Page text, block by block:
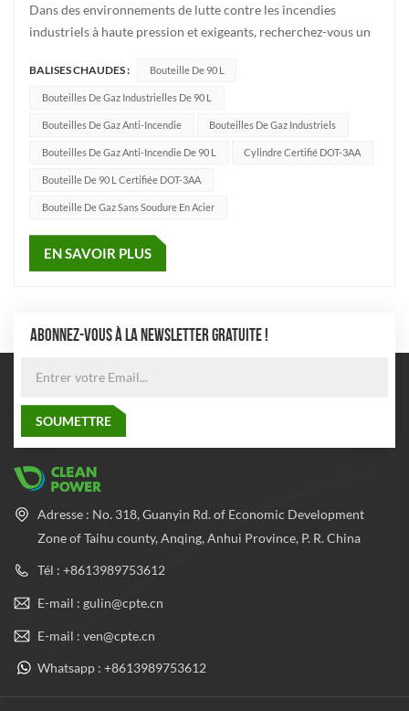
Dans des environnements de lutte contre les incendies
industriels à haute pression et exigeants, recherchez-vous un
anti-incendie industriel est fait de acier haute résistance
4130X (30CrMo) avec une épaisseur de paroi minimale de 7,1
mm, a...
BALISES CHAUDES : Bouteille De 90 L
Bouteilles De Gaz Industrielles De 90 L
Bouteilles De Gaz Anti-Incendie Bouteilles De Gaz Industriels
Bouteilles De Gaz Anti-Incendie De 90 L Cylindre Certifié DOT-3AA
Bouteille De 90 L Certifiée DOT-3AA
Bouteille De Gaz Sans Soudure En Acier
EN SAVOIR PLUS
ABONNEZ-VOUS À LA NEWSLETTER GRATUITE !
Adresse : No. 318, Guanyin Rd. of Economic Development
Zone of Taihu county, Anqing, Anhui Province, P. R. China
Tél : +8613989753612
E-mail : gulin@cpte.cn
E-mail : ven@cpte.cn
Whatsapp : +8613989753612